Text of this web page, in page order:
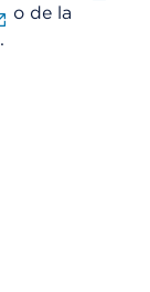
o de la
.